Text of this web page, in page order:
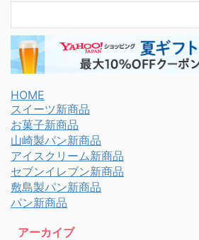
HOME
スイーツ新商品
お菓子新商品
山崎製パン新商品
アイスクリーム新商品
セブンイレブン新商品
敷島製パン新商品
パン新商品
アーカイブ